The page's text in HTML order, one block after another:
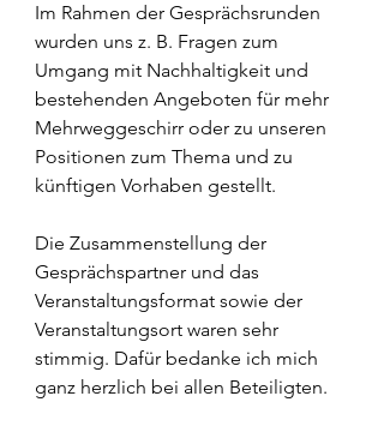
Im Rahmen der Gesprächsrunden
wurden uns z. B. Fragen zum
Umgang mit Nachhaltigkeit und
bestehenden Angeboten für mehr
Mehrweggeschirr oder zu unseren
Positionen zum Thema und zu
künftigen Vorhaben gestellt.
Die Zusammenstellung der
Gesprächspartner und das
Veranstaltungsformat sowie der
Veranstaltungsort waren sehr
stimmig. Dafür bedanke ich mich
ganz herzlich bei allen Beteiligten.